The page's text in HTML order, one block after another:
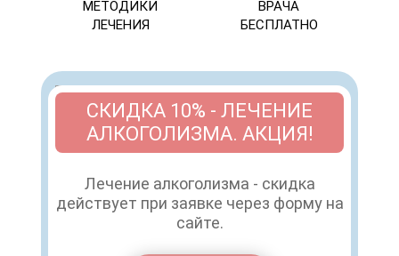
МЕТОДИКИ
ЛЕЧЕНИЯ
ВРАЧА
БЕСПЛАТНО
СКИДКА 10% - ЛЕЧЕНИЕ
АЛКОГОЛИЗМА. АКЦИЯ!
Лечение алкоголизма - скидка
действует при заявке через форму на
сайте.